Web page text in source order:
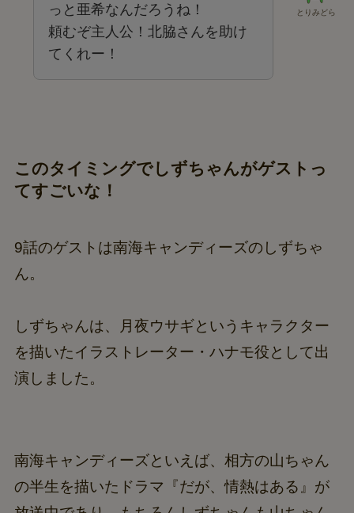
とりみどら
っと亜希なんだろうね！
頼むぞ主人公！北脇さんを助け
てくれー！
このタイミングでしずちゃんがゲストっ
てすごいな！
9話のゲストは南海キャンディーズのしずちゃ
ん。
しずちゃんは、月夜ウサギというキャラクター
を描いたイラストレーター・ハナモ役として出
演しました。
南海キャンディーズといえば、相方の山ちゃん
の半生を描いたドラマ『だが、情熱はある』が